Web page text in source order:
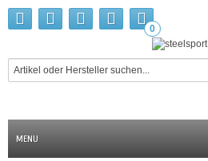
0
MENU